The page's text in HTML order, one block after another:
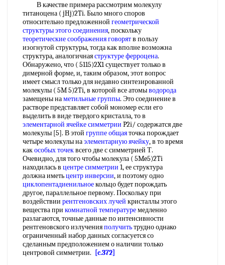
В качестве примера рассмотрим молекулу
титаноцена ( jHj)2Ti. Было много споров
относительно предложенной геометрической
структурыэтого соединения, поскольку
теоретические соображенияговорятв пользу
изогнутой структуры, тогда как вполне возможна
структура, аналогичнаяструктуре ферроцена.
Обнаружено, что ( 5115)2X1 существует только в
димерной форме, и, таким образом, этот вопрос
имеет смысл только для недавно синтезированной
молекулы ( 5M 5)2Ti, в которой все атомыводорода
замещены наметильные группы. Это соединение в
растворе представляет собой мономер если его
выделить в виде твердого кристалла, то в
элементарной ячейке симметрии P2i/ содержатся две
молекулы [5]. В этой группе общаяточка порождает
четыре молекулы наэлементарную ячейку, в то время
какособых точеквсего две с симметрией Т.
Очевидно, для того чтобы молекула ( 5Me5)2Ti
находилась в центре симметрии 1, ее структура
должна иметьцентр инверсии, и поэтому одно
циклопентадиенильноекольцо будет порождать
другое, параллельное первому. Поскольку при
воздействии рентгеновских лучей кристаллы этого
вещества при комнатной температуремедленно
разлагаются, точные данные по интенсивности
рентгеновского излученияполучитьтрудно однако
ограниченный набор данных согласуется со
сделанным предположением о наличии только
центровой симметрии.
[c.372]